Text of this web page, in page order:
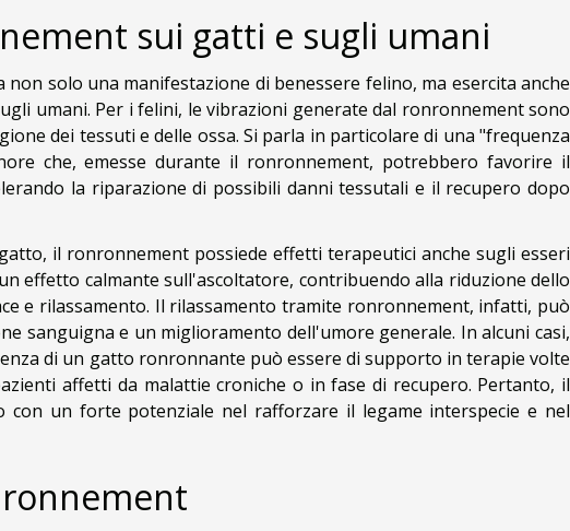
sui gatti e sugli umani
solo una manifestazione di benessere felino, ma esercita anche
umani. Per i felini, le vibrazioni generate dal ronronnement sono
dei tessuti e delle ossa. Si parla in particolare di una "frequenza
che, emesse durante il ronronnement, potrebbero favorire il
la riparazione di possibili danni tessutali e il recupero dopo
il ronronnement possiede effetti terapeutici anche sugli esseri
effetto calmante sull'ascoltatore, contribuendo alla riduzione dello
e rilassamento. Il rilassamento tramite ronronnement, infatti, può
sanguigna e un miglioramento dell'umore generale. In alcuni casi,
di un gatto ronronnante può essere di supporto in terapie volte
affetti da malattie croniche o in fase di recupero. Pertanto, il
con un forte potenziale nel rafforzare il legame interspecie e nel